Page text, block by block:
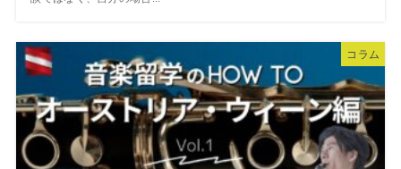
コラム